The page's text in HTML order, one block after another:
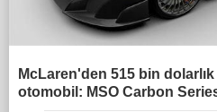
McLaren'den 515 bin
otomobil: MSO Carbon